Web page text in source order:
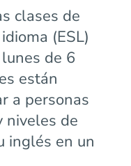
clases de
(ESL)
de 6
están
a personas
niveles de
inglés en un